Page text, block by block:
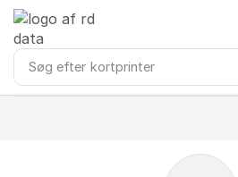
Søg efter kortprinter